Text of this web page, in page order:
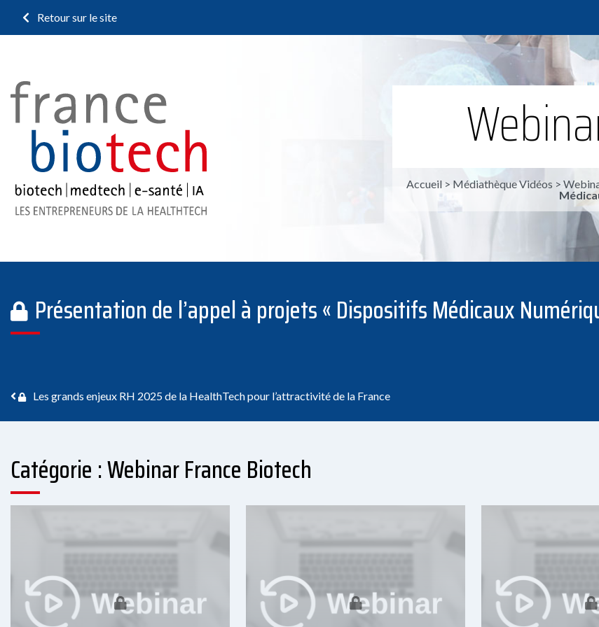
Retour sur le site
Accueil > Médiathèque Vidéos >
Présentation de l’appel à projets « Dispositifs Médicaux
Navigation des articles
Les grands enjeux RH 2025 de la HealthTech pour l’attractivité de la France
Catégorie : Webinar France Biotech